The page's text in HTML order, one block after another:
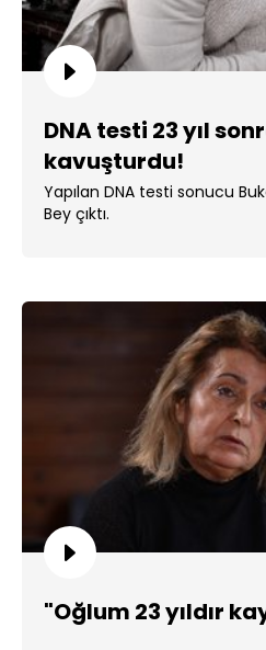
DNA testi 23 yıl
kavuşturdu!
Yapılan DNA testi sonucu
Bey çıktı.
"Oğlum 23 yıldır